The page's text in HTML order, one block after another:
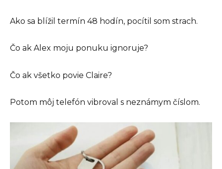
Ako sa blížil termín 48 hodín, pocítil som strach.
Čo ak Alex moju ponuku ignoruje?
Čo ak všetko povie Claire?
Potom môj telefón vibroval s neznámym číslom.